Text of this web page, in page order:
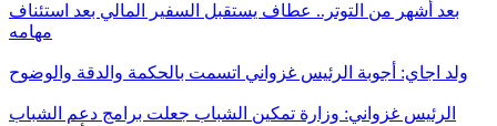
بعد أشهر من التوتر.. عطاف يستقبل السفير المالي بعد استئناف
مهامه
ولد اجاي: أجوبة الرئيس غزواني اتسمت بالحكمة والدقة والوضوح
الرئيس غزواني: وزارة تمكين الشباب جعلت برامج دعم الشباب